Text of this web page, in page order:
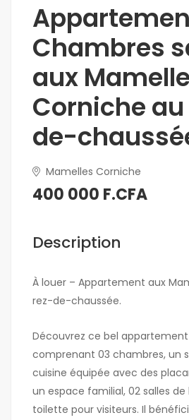
Chambres
aux
Corniche
de-
Mamelles Corniche
400 000 F.CFA
Description
À louer – Appartement aux
rez-de-chaussée.
Découvrez ce bel
comprenant 03 chambres, un
cuisine équipée avec des
un espace familial, 02 salles de
toilette pour visiteurs. Il